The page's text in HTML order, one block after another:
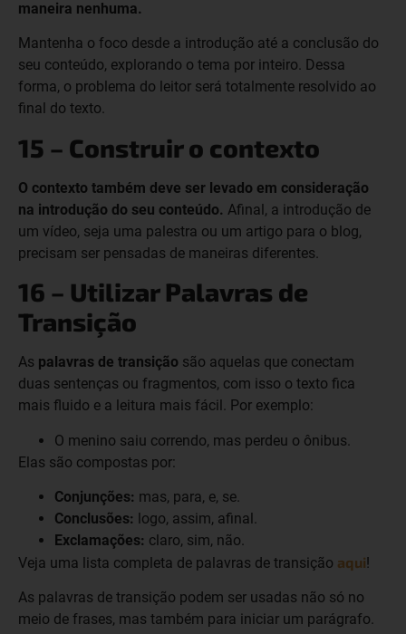
maneira nenhuma.
Mantenha o foco desde a introdução até a conclusão do
seu conteúdo, explorando o tema por inteiro. Dessa
forma, o problema do leitor será totalmente resolvido ao
final do texto.
15 – Construir o contexto
O contexto também deve ser levado em consideração
na introdução do seu conteúdo. Afinal, a introdução de
um vídeo, seja uma palestra ou um artigo para o blog,
precisam ser pensadas de maneiras diferentes.
16 – Utilizar Palavras de
Transição
As palavras de transição são aquelas que conectam
duas sentenças ou fragmentos, com isso o texto fica
mais fluido e a leitura mais fácil. Por exemplo:
O menino saiu correndo, mas perdeu o ônibus.
Elas são compostas por:
Conjunções: mas, para, e, se.
Conclusões: logo, assim, afinal.
Exclamações: claro, sim, não.
Veja uma lista completa de palavras de transição aqui!
As palavras de transição podem ser usadas não só no
meio de frases, mas também para iniciar um parágrafo.